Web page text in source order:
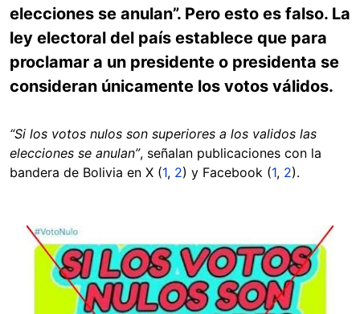
elecciones se anulan”. Pero esto es falso. La
ley electoral del país establece que para
proclamar a un presidente o presidenta se
consideran únicamente los votos válidos.
“Si los votos nulos son superiores a los validos las
elecciones se anulan”, señalan publicaciones con la
bandera de Bolivia en X (1, 2) y Facebook (1, 2).
Image